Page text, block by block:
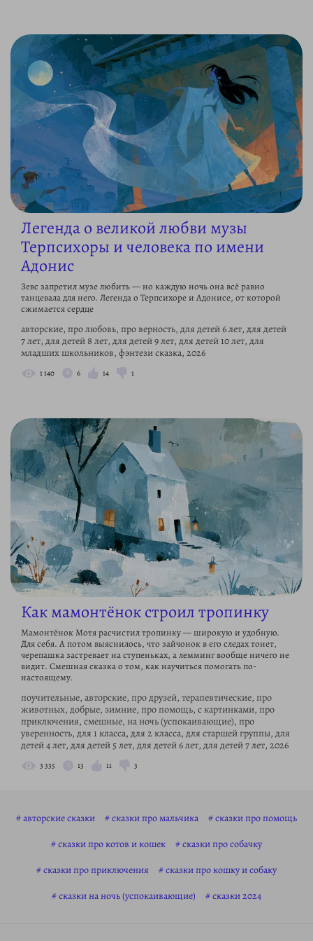
Легенда о великой любви музы
Терпсихоры и человека по имени
Адонис
Зевс запретил музе любить — но каждую ночь она всё равно
танцевала для него. Легенда о Терпсихоре и Адонисе, от которой
сжимается сердце
авторские, про любовь, про верность, для детей 6 лет, для детей
7 лет, для детей 8 лет, для детей 9 лет, для детей 10 лет, для
младших школьников, фэнтези сказка, 2026
1 140 6 14 1
Как мамонтёнок строил тропинку
Мамонтёнок Мотя расчистил тропинку — широкую и удобную.
Для себя. А потом выяснилось, что зайчонок в его следах тонет,
черепашка застревает на ступеньках, а лемминг вообще ничего не
видит. Смешная сказка о том, как научиться помогать по-
настоящему.
поучительные, авторские, про друзей, терапевтические, про
животных, добрые, зимние, про помощь, с картинками, про
приключения, смешные, на ночь (успокаивающие), про
уверенность, для 1 класса, для 2 класса, для старшей группы, для
детей 4 лет, для детей 5 лет, для детей 6 лет, для детей 7 лет, 2026
3 335 13 11 3
авторские сказки сказки про мальчика
сказки про помощь
сказки про котов и кошек
сказки про собачку
сказки про приключения
сказки про кошку и собаку
сказки на ночь (успокаивающие)
сказки 2024